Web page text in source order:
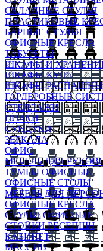
СКЛАДНЫЕ СТУЛЬЯ
ПЛАСТИКОВЫЕ
БАРНЫЕ СТУЛЬЯ
ОФИСНЫЕ КРЕСЛА
ТАБУРЕТЫ
ШКАФЫ И
ШКАФЫ-КУПЕ
ШКАФЫ-
ГАРДЕРОБНЫЕ
СТЕЛЛАЖИ
ПОЛКИ
СУНДУКИ
ЗЕРКАЛА
ОФИС
МЕБЕЛЬ ДЛЯ
ТУМБЫ ОФИСНЫЕ
ОФИСНЫЕ СТОЛЫ
МЕБЕЛЬ ДЛЯ
ОФИСНЫЕ КРЕСЛА
СТУЛЬЯ ОФИСНЫЕ
СТОЙКИ РЕСЕПШН
КАБИНЕТ
МАССИВ